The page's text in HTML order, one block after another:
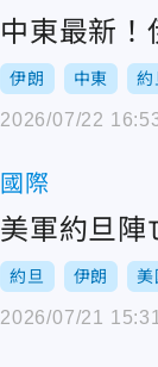
中東最新
伊朗 中東 約
2026/07/22
國際
美軍約旦
約旦 伊朗 美
2026/07/21 15:31